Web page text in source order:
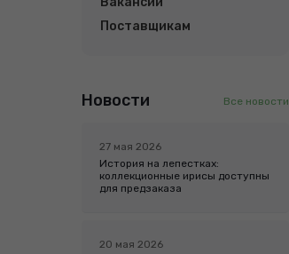
Поставщикам
Новости Все новости
27 мая 2026
История на лепестках:
коллекционные ирисы доступны
для предзаказа
20 мая 2026